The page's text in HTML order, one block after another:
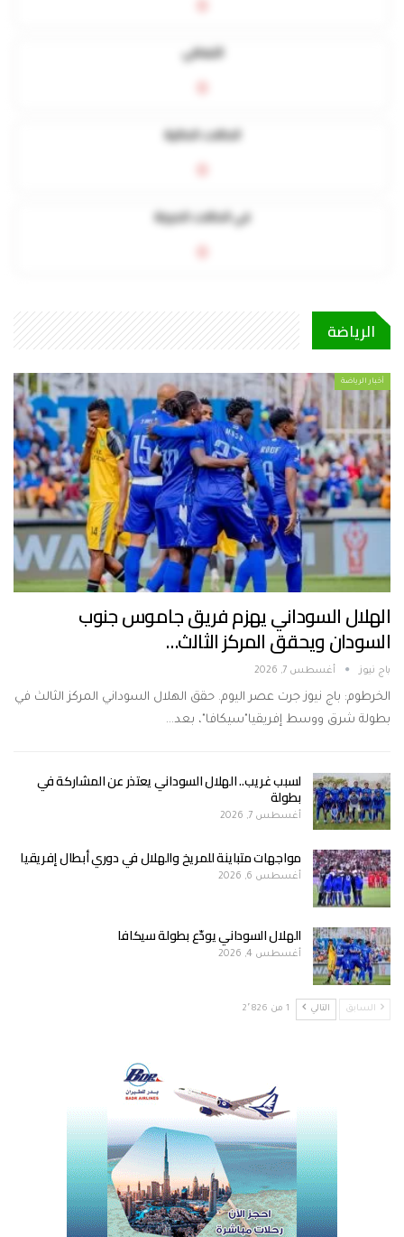
التعافي
في الحالات الحرجة
الرياضة
أخبار الرياضة
الهلال السوداني يهزم فريق جاموس جنوب
السودان ويحقق المركز الثالث…
باج نيوز أغسطس 7, 2026
الخرطوم: باج نيوز جرت عصر اليوم. حقق الهلال السوداني المركز الثالث في
بطولة شرق ووسط إفريقيا"سيكافا"، بعد…
لسبب غريب.. الهلال السوداني يعتذر عن المشاركة في
بطولة
أغسطس 7, 2026
مواجهات متباينة للمريخ والهلال في دوري أبطال إفريقيا
أغسطس 6, 2026
الهلال السوداني يودّع بطولة سيكافا
أغسطس 4, 2026
السابق التالي 1 من 2٬826